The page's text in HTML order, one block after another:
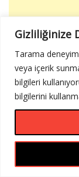
Gizliliğinize
Tarama
veya içerik
bilgileri
bilgilerini